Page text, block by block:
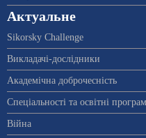
Актуальне
Sikorsky Challenge
Викладачі-дослідники
Академічна доброчесність
Спеціальності та освітні
Війна